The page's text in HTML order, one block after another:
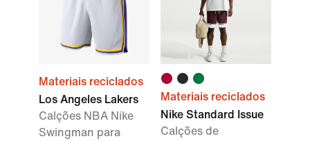
Materiais reciclados
Los Angeles Lakers
Calções NBA Nike
Swingman para
Materiais reciclados
Nike Standard Issue
Calções de